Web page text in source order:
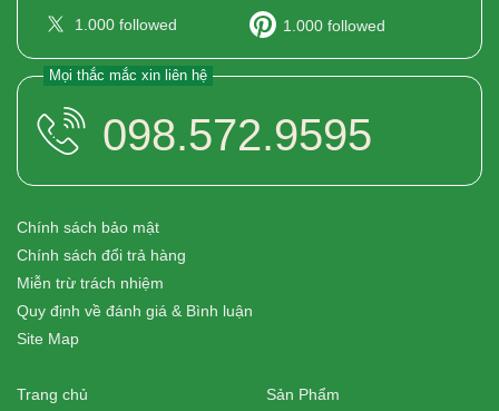
1.000 followed 1.000 followed
Mọi thắc mắc xin liên hệ
098.572.9595
Chính sách bảo mật
Chính sách đổi trả hàng
Miễn trừ trách nhiệm
Quy định về đánh giá & Bình luận
Site Map
Trang chủ
Sản Phẩm